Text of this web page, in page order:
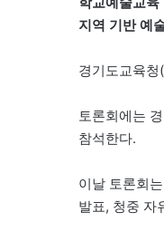
지역 기반 예
경기도교육
토론회에는
참석한다.
이날 토론회
발표, 청중 자